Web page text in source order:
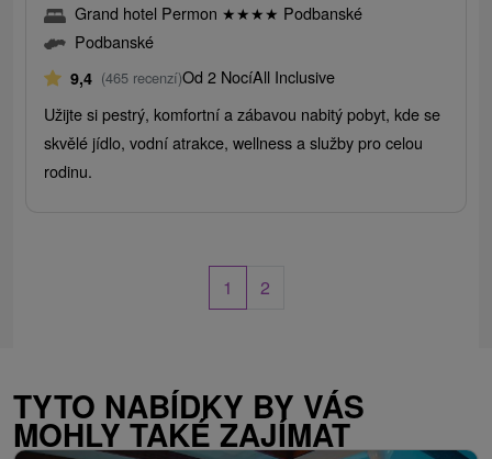
Grand hotel Permon ★★★★ Podbanské
Podbanské
9,4 (465 recenzí)Od 2 NocíAll Inclusive
Užijte si pestrý, komfortní a zábavou nabitý pobyt, kde se
skvělé jídlo, vodní atrakce, wellness a služby pro celou
rodinu.
1 2
TYTO NABÍDKY BY VÁS
MOHLY TAKÉ ZAJÍMAT